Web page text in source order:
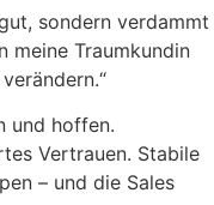
sondern verdammt
meine Traumkundin
und hoffen.
Vertrauen. Stabile
– und die Sales